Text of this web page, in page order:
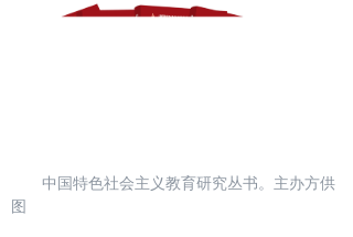
中国特色社会主义教育研究丛书。主办方供
图